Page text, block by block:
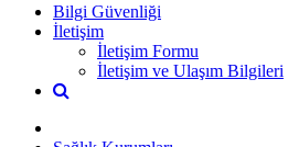
Bilgi Güvenliği
İletişim
İletişim Formu
İletişim ve Ulaşım Bilgileri